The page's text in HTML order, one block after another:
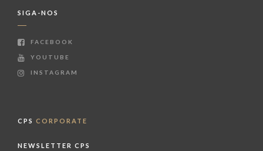
SIGA-NOS
FACEBOOK
YOUTUBE
INSTAGRAM
CPS CORPORATE
NEWSLETTER CPS